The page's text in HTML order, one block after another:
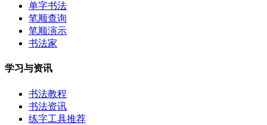
单字书法
笔顺查询
笔顺演示
书法家
学习与资讯
书法教程
书法资讯
练字工具推荐